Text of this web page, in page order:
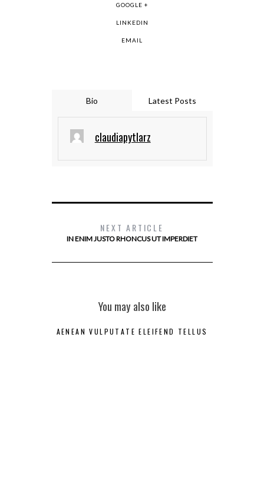
GOOGLE +
LINKEDIN
EMAIL
Bio Latest Posts
claudiapytlarz
NEXT ARTICLE
IN ENIM JUSTO RHONCUS UT IMPERDIET
You may also like
AENEAN VULPUTATE ELEIFEND TELLUS